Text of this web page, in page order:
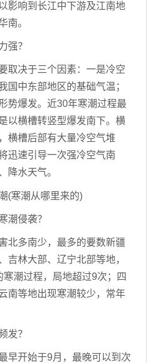
影响到长江中下游及江南地
南。
强？
取决于三个因素：一是冷空
国中东部地区的基础气温；
势爆发。近30年寒潮过程最
以横槽转竖型爆发南下。横
横槽后部有大量冷空气堆
迅速引导一次强冷空气南
降水天气。
潮侵袭？
北多南少，最多的要数新疆
吉林大部、辽宁北部等地，
潮过程，局地超过9次；四
南等地出现寒潮较少，常年
发？
早开始于9月，最晚可以到次